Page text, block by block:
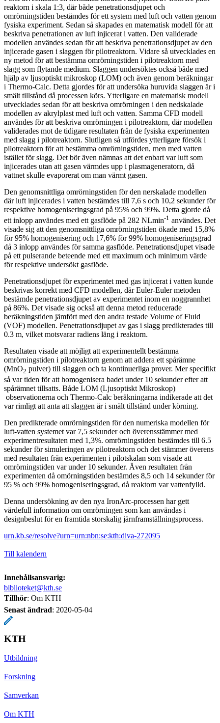
reaktorn i skala 1:3, där både penetrationsdjupet och
omrörningstiden bestämdes för ett system med luft och vatten genom
fysiska experiment. Sedan så skapades en matematisk modell för att
beskriva penetrationen av luft injicerat i vatten. Den validerade
modellen användes sedan för att beskriva penetrationsdjupet av den
injicerade gasen i slaggen för pilotreaktorn. Vidare så utvecklades en
ny metod för att bestämma omrörningstiden i pilotreaktorn med
slagg som flytande medium. Slaggen undersöktes också både med
hjälp av ljusoptiskt mikroskop (LOM) och även genom beräkningar
i Thermo-Calc. Detta gjordes för att undersöka huruvida slaggen är i
smält tillstånd då processen körs. Ytterligare en matematisk modell
utvecklades sedan för att beskriva omrörningen i den nedskalade
modellen av akrylplast med luft och vatten. Samma CFD modell
användes för att beskriva omrörningen i pilotreaktorn, där modellen
validerades mot de tidigare resultaten från de fysiska experimenten
med slagg i pilotreaktorn. Slutligen så utfördes ytterligare försök i
pilotreaktorn för att bestämma omrörningstiden, men med vatten
istället för slagg. Det bör även nämnas att det enbart var luft som
injicerades utan att gasen värmdes upp i plasmageneratorn, då
vattnet skulle evaporerat om man värmt gasen.
Den genomsnittliga omrörningstiden för den nerskalade modellen
där luft injicerades i vatten bestämdes till 7,6 s och 10,2 sekunder för
respektive homogeniseringsgrad på 95% och 99%. Detta gjorde då
ett inlopp användes med ett gasflöde på 282 NLmin-1 användes. Det
visade sig att den genomsnittliga omrörningstiden ökade med 15,8%
för 95% homogenisering och 17,6% för 99% homogeniseringsgrad
då 3 inlopp användes för samma gasflöde. Penetrationsdjupet visade
på ett pulserande beteende med ett maximum och minimum värde
för respektive undersökt gasflöde.
Penetrationsdjupet för experimentet med gas injicerat i vatten kunde
beskrivas korrekt med CFD modellen, där Euler-Euler metoden
bestämde penetrationsdjupet av experimentet inom en noggrannhet
på 86%. Det visade sig också att denna metod reducerade
beräkningstiden jämfört med den andra testade Volume of Fluid
(VOF) modellen. Penetrationsdjupet av gas i slagg predikterades till
0.3 m, vilket motsvarar radiens läng i reaktorn.
Resultaten visade att möjligt att experimentellt bestämma
omrörningstiden i pilotreaktorn genom att addera ett spårämne
(MnO2 pulver) till slaggen och ta kontinuerliga prover. Mer specifikt
så var tiden för att homogenisera badet under 10 sekunder efter att
spårämnet tillsatts. Både LOM (Ljusoptiskt Mikroskop)
observationerna och Thermo-Calc beräkningarna indikerade att det
var rimligt att anta att slaggen är i smält tillstånd under körning.
Den predikterade omrörningstiden för den numeriska modellen för
luft-vatten systemet var 7,5 sekunder och överensstämmer med
experimentresultaten med 1,3%. omrörningstiden bestämdes till 6.5
sekunder för simuleringen av pilotreaktorn och det stämmer överens
med resultaten från experimenten i pilotskalan som visade att
omrörningstiden var under 10 sekunder. Även resultaten från
experimenten då omörningstiden bestämdes 8,5 och 14 sekunder för
95 % och 99% homogeniseringsgrad, då reaktorn var vattenfylld.
Denna undersökning av den nya IronArc-processen har gett
värdefull information om omrörningen som kan användas i
designbeslut för en framtida storskalig järnframställningsprocess.
urn.kb.se/resolve?urn=urn:nbn:se:kth:diva-272095
Till kalendern
Innehållsansvarig:
biblioteket@kth.se
Tillhör: Om KTH
Senast ändrad: 2020-05-04
KTH
Utbildning
Forskning
Samverkan
Om KTH